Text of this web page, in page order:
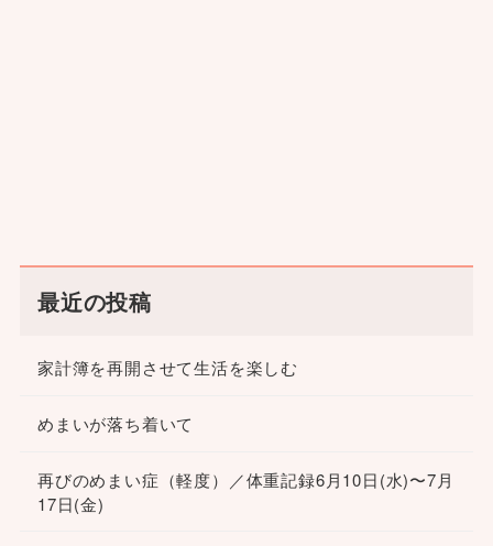
最近の投稿
家計簿を再開させて生活を楽しむ
めまいが落ち着いて
再びのめまい症（軽度）／体重記録6月10日(水)〜7月
17日(金)